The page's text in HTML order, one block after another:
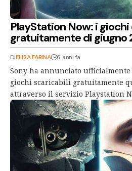
PlayStation Now: i
gratuitamente di giugno
DiELISA FARINA 6 anni fa
Sony ha annunciato
giochi scaricabili gratuitamente
attraverso il servizio Playstation